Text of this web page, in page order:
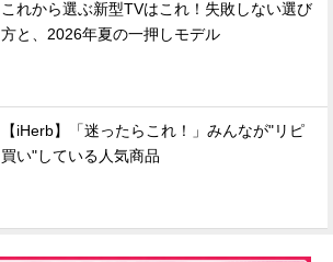
これから選ぶ新型TVはこれ！失敗しない選び
方と、2026年夏の一押しモデル
【iHerb】「迷ったらこれ！」みんなが"リピ
買い"している人気商品